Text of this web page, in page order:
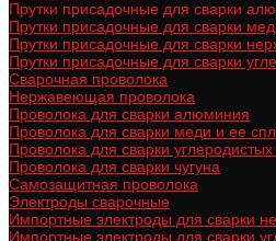
Прутки присадочные для сварки
Прутки присадочные для сварки
Прутки присадочные для сварки
Прутки присадочные для сварки
Сварочная проволока
Нержавеющая проволока
Проволока для сварки алюминия
Проволока для сварки меди и ее
Проволока для сварки углеродистых
Проволока для сварки чугуна
Самозащитная проволока
Электроды сварочные
Импортные электроды для сварки
Импортные электроды для сварки